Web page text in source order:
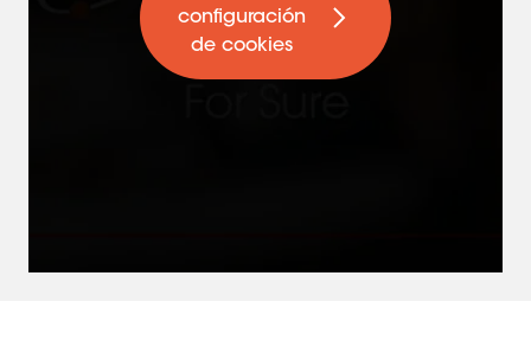
configuración
de cookies